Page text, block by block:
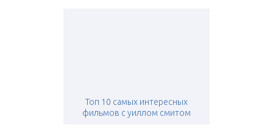
Топ 10 самых интересных
фильмов с уиллом смитом